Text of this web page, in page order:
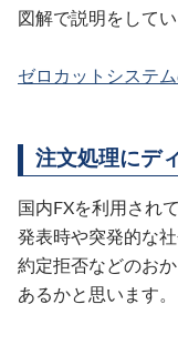
図解で説明をしてい
ゼロカットシステ
注文処理にデ
国内FXを利用され
発表時や突発的な
約定拒否などのお
あるかと思います。